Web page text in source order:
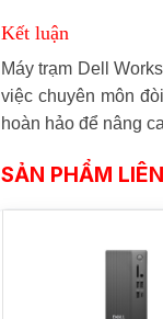
Kết luận
Máy trạm Dell
việc chuyên môn
hoàn hảo để nâng
SẢN PHẨM